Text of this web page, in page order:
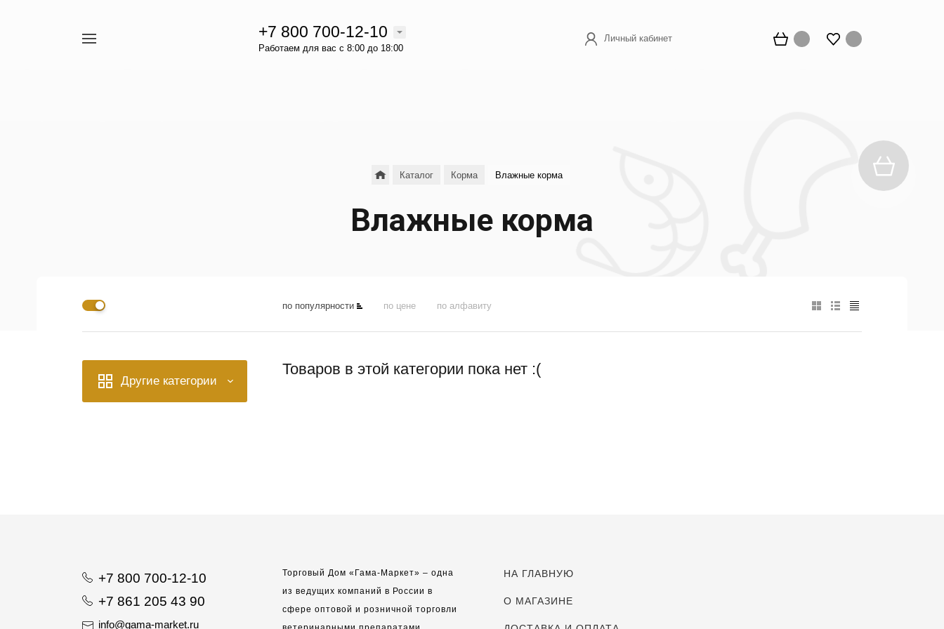
+7 800 700-12-10
Работаем для вас с 8:00 до 18:00
Личный кабинет
Каталог Корма Влажные корма
Влажные корма
по популярности по цене по алфавиту
Другие категории
Товаров в этой категории пока нет :(
+7 800 700-12-10
+7 861 205 43 90
info@gama-market.ru
Торговый Дом «Гама-Маркет» – одна
из ведущих компаний в России в
сфере оптовой и розничной торговли
НА ГЛАВНУЮ
О МАГАЗИНЕ